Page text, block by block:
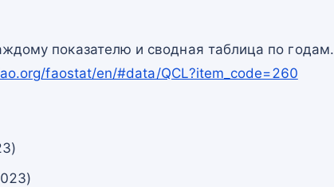
показателю и сводная таблица по годам.
faostat/en/#data/QCL?item_code=260